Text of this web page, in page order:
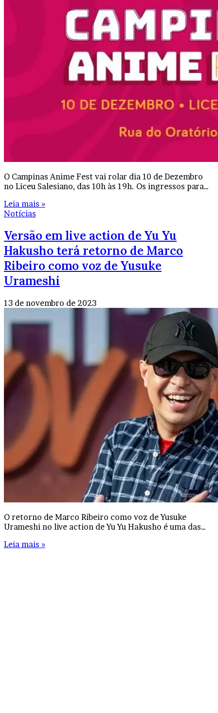
O Campinas Anime Fest vai rolar dia 10 de Dezembro
no Liceu Salesiano, das 10h às 19h. Os ingressos para…
Leia mais »
Notícias
Versão em live action de Yu Yu
Hakusho terá retorno de Marco
Ribeiro como voz de Yusuke
Urameshi
13 de novembro de 2023
O retorno de Marco Ribeiro como voz de Yusuke
Urameshi no live action de Yu Yu Hakusho é uma das…
Leia mais »